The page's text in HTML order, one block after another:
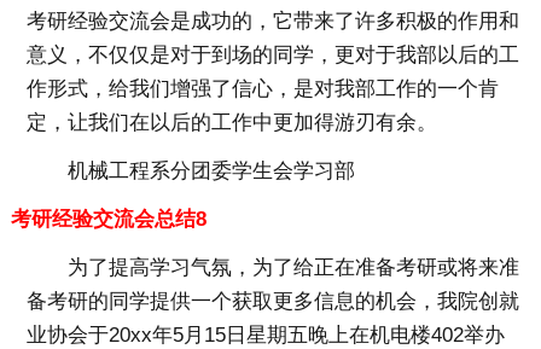
考研经验交流会是成功的，它带来了许多积极的作用和
意义，不仅仅是对于到场的同学，更对于我部以后的工
作形式，给我们增强了信心，是对我部工作的一个肯
定，让我们在以后的工作中更加得游刃有余。
机械工程系分团委学生会学习部
考研经验交流会总结8
为了提高学习气氛，为了给正在准备考研或将来准
备考研的同学提供一个获取更多信息的机会，我院创就
业协会于20xx年5月15日星期五晚上在机电楼402举办